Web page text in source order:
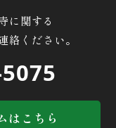
に関する
絡ください。
はこちら